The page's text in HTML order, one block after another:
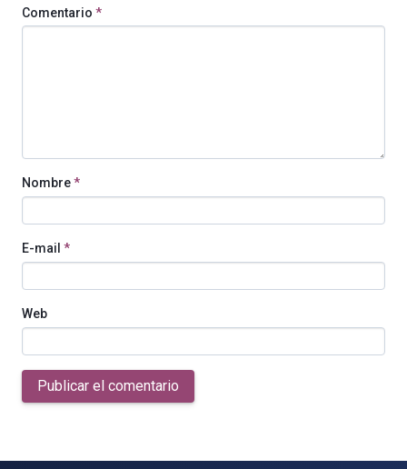
Comentario *
Nombre*
E-mail *
Web
Publicar el comentario